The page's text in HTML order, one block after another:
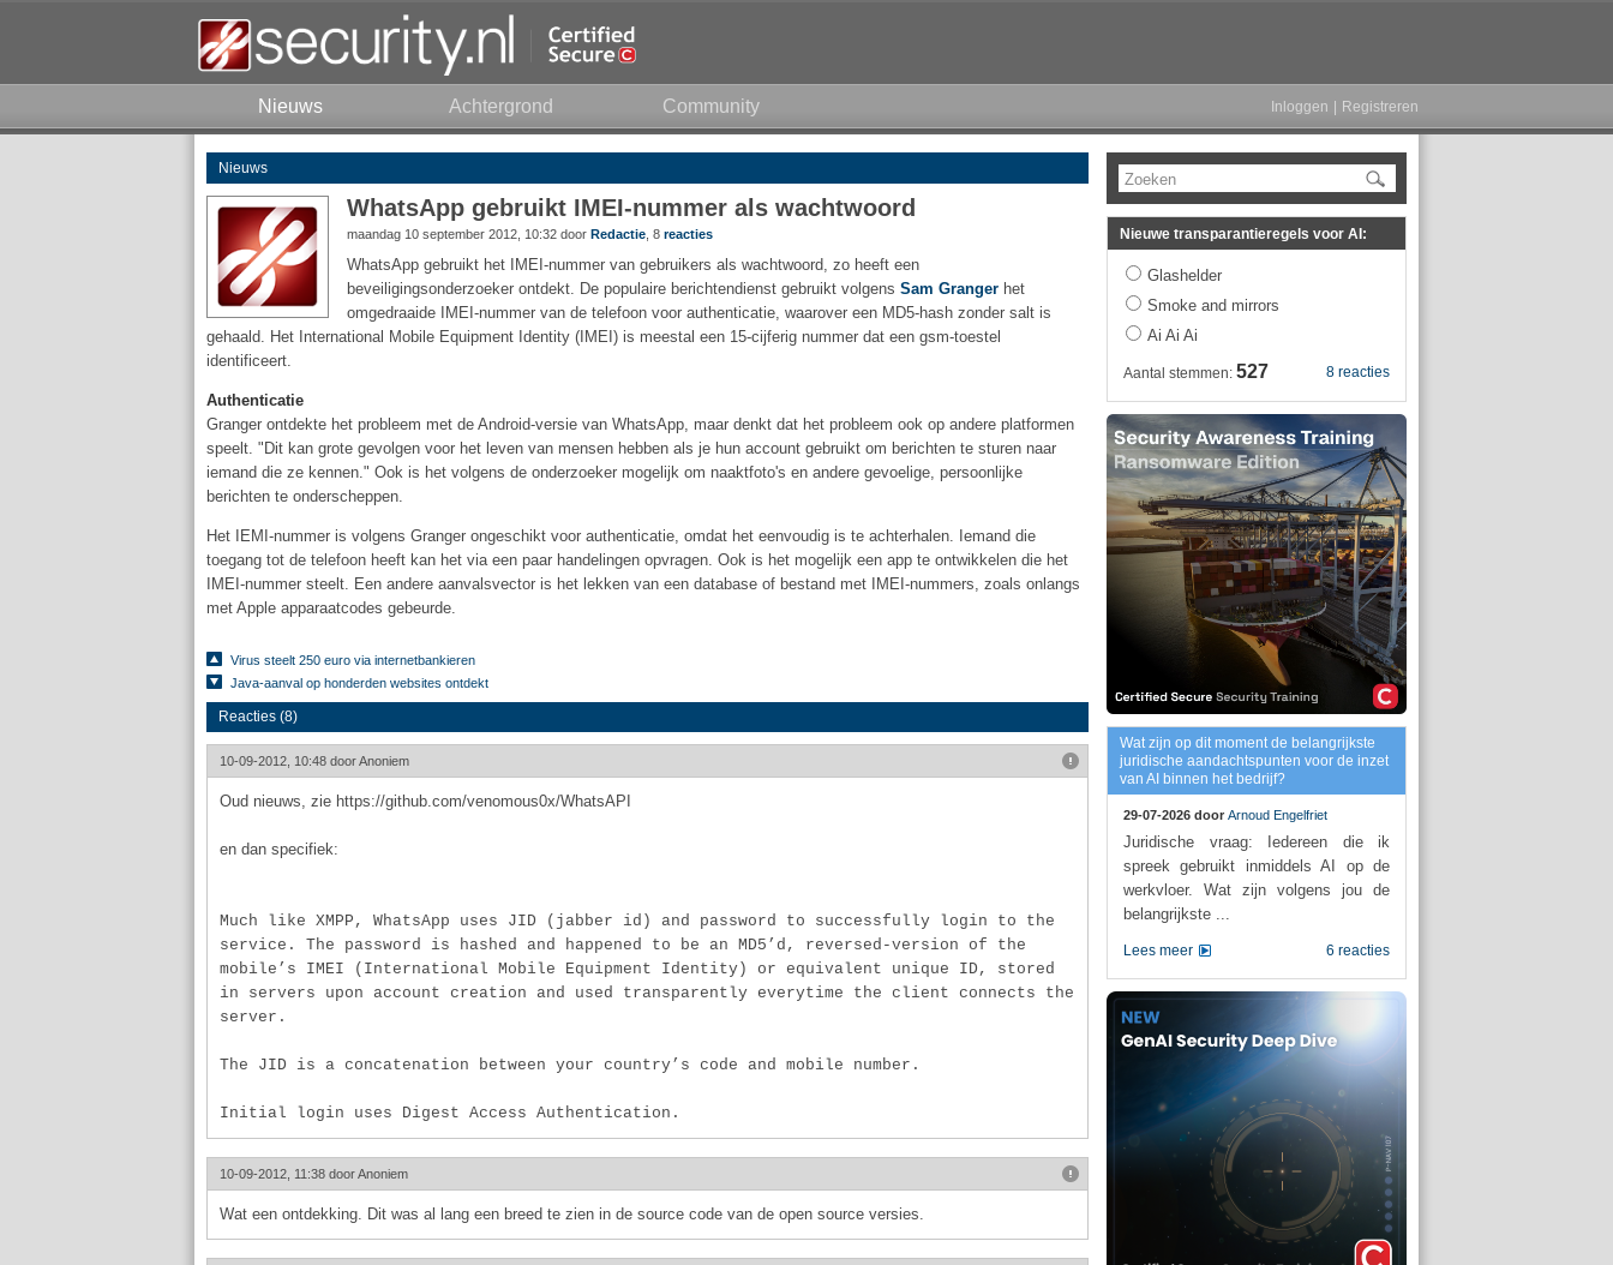
Nieuws Achtergrond Community Inloggen Registreren
Nieuws
WhatsApp gebruikt IMEI-nummer als wachtwoord
maandag 10 september 2012, 10:32 door Redactie , 8 reacties
WhatsApp gebruikt het IMEI-nummer van gebruikers als wachtwoord, zo heeft een
beveiligingsonderzoeker ontdekt. De populaire berichtendienst gebruikt volgens Sam Granger het
omgedraaide IMEI-nummer van de telefoon voor authenticatie, waarover een MD5-hash zonder salt is
gehaald. Het International Mobile Equipment Identity (IMEI) is meestal een 15-cijferig nummer dat een gsm-toestel
identificeert.
Authenticatie
Granger ontdekte het probleem met de Android-versie van WhatsApp, maar denkt dat het probleem ook op andere platformen
speelt. "Dit kan grote gevolgen voor het leven van mensen hebben als je hun account gebruikt om berichten te sturen naar
iemand die ze kennen." Ook is het volgens de onderzoeker mogelijk om naaktfoto's en andere gevoelige, persoonlijke
berichten te onderscheppen.
Het IEMI-nummer is volgens Granger ongeschikt voor authenticatie, omdat het eenvoudig is te achterhalen. Iemand die
toegang tot de telefoon heeft kan het via een paar handelingen opvragen. Ook is het mogelijk een app te ontwikkelen die het
IMEI-nummer steelt. Een andere aanvalsvector is het lekken van een database of bestand met IMEI-nummers, zoals onlangs
met Apple apparaatcodes gebeurde.
Virus steelt 250 euro via internetbankieren
Java-aanval op honderden websites ontdekt
Reacties (8)
10-09-2012, 10:48 doorAnoniem
Oud nieuws, zie https://github.com/venomous0x/WhatsAPI
en dan specifiek:
Much like XMPP, WhatsApp uses JID (jabber id) and password to successfully login to the
service. The password is hashed and happened to be an MD5’d, reversed-version of the
mobile’s IMEI (International Mobile Equipment Identity) or equivalent unique ID, stored
in servers upon account creation and used transparently everytime the client connects the
server.
The JID is a concatenation between your country’s code and mobile number.
Initial login uses Digest Access Authentication.
10-09-2012, 11:38 doorAnoniem
Wat een ontdekking. Dit was al lang een breed te zien in de source code van de open source versies.
Zoeken
Nieuwe transparantieregels voor AI:
Glashelder
Smoke and mirrors
Ai Ai Ai
8 reacties
Aantal stemmen: 527
Wat zijn op dit moment de belangrijkste
juridische aandachtspunten voor de inzet
van AI binnen het bedrijf?
29-07-2026 door Arnoud Engelfriet
Juridische vraag: Iedereen die ik
spreek gebruikt inmiddels AI op de
werkvloer. Wat zijn volgens jou de
belangrijkste ...
6 reacties
Lees meer